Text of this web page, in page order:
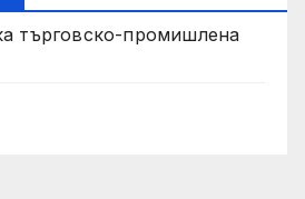
търговско-промишлена